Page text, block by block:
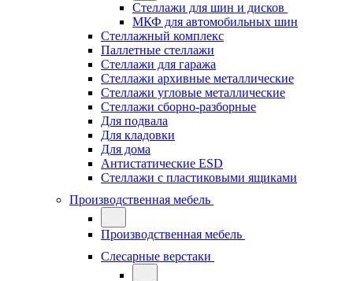
Стеллажи для шин и дисков
МКФ для автомобильных шин
Стеллажный комплекс
Паллетные стеллажи
Стеллажи для гаража
Стеллажи архивные металлические
Стеллажи угловые металлические
Стеллажи сборно-разборные
Для подвала
Для кладовки
Для дома
Антистатические ESD
Стеллажи с пластиковыми ящиками
Производственная мебель
Производственная мебель
Слесарные верстаки